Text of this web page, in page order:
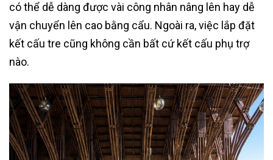
có thể dễ dàng được vài công nhân nâng lên hay dễ
vận chuyển lên cao bằng cẩu. Ngoài ra, việc lắp đặt
kết cấu tre cũng không cần bất cứ kết cấu phụ trợ
nào.